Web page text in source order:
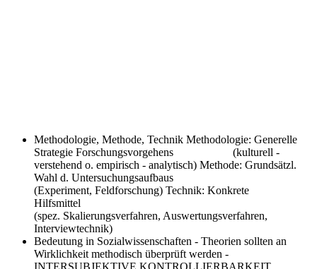
Methodologie, Methode, Technik Methodologie: Generelle
Strategie Forschungsvorgehens (kulturell -
verstehend o. empirisch - analytisch) Methode: Grundsätzl.
Wahl d. Untersuchungsaufbaus
(Experiment, Feldforschung) Technik: Konkrete
Hilfsmittel
(spez. Skalierungsverfahren, Auswertungsverfahren,
Interviewtechnik)
Bedeutung in Sozialwissenschaften - Theorien sollten an
Wirklichkeit methodisch überprüft werden -
INTERSUBJEKTIVE KONTROLLIERBARKEIT,